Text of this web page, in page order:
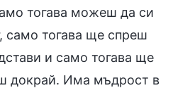
тогава можеш да си
само тогава ще спреш
и само тогава ще
докрай. Има мъдрост в